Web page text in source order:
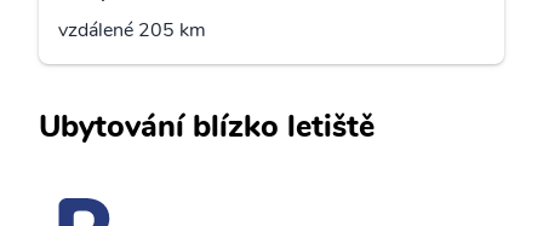
vzdálené 205 km
Ubytování blízko letiště